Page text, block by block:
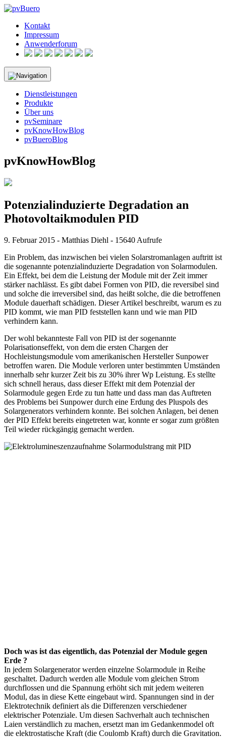
Skip
contentKontakt
Impressum
Anwenderforum
Dienstleistungen
Produkte
Über uns
pvSeminare
pvKnowHowBlog
pvBueroBlog
pvKnowHowBlog
Potenzialinduzierte Degradation an
Photovoltaikmodulen PID
9. Februar 2015 - Matthias Diehl - 15640 Aufrufe
Ein Problem, das inzwischen bei vielen Solarstromanlagen auftritt ist
die sogenannte potenzialinduzierte Degradation von Solarmodulen.
Ein Effekt, bei dem die Leistung der Module mit der Zeit immer
stärker nachlässt. Es gibt dabei Formen von PID, die reversibel sind
und solche die irreversibel sind, das heißt solche, die die betroffenen
Module dauerhaft schädigen. Dieser Artikel beschreibt, warum es zu
PID kommt, wie man PID feststellen kann und wie man PID
verhindern kann.
Der wohl bekannteste Fall von PID ist der sogenannte
Polarisationseffekt, von dem die ersten Chargen der
Hochleistungsmodule vom amerikanischen Hersteller Sunpower
betroffen waren. Die Module verloren unter bestimmten Umständen
innerhalb sehr kurzer Zeit bis zu 30% ihrer Wp Leistung. Es stellte
sich schnell heraus, dass dieser Effekt mit dem Potenzial der
Solarmodule gegen Erde zu tun hatte und dass man das Auftreten
des Problems bei Sunpower durch eine Erdung des Pluspols des
Solargenerators verhindern konnte. Bei solchen Anlagen, bei denen
der PID Effekt bereits eingetreten war, konnte er sogar zum größten
Teil wieder rückgängig gemacht werden.
Doch was ist das eigentlich, das Potenzial der Module gegen
Erde ?
In jedem Solargenerator werden einzelne Solarmodule in Reihe
geschaltet. Dadurch werden alle Module vom gleichen Strom
durchflossen und die Spannung erhöht sich mit jedem weiteren
Modul, das in diese Kette eingebaut wird. Spannungen sind in der
Elektrotechnik definiert als die Differenzen verschiedener
elektrischer Potenziale. Um diesen Sachverhalt auch technischen
Laien verständlich zu machen, ersetzt man im Gedankenmodel oft
die elektrostatische Kraft (die Coulomb Kraft) durch die Gravitation.